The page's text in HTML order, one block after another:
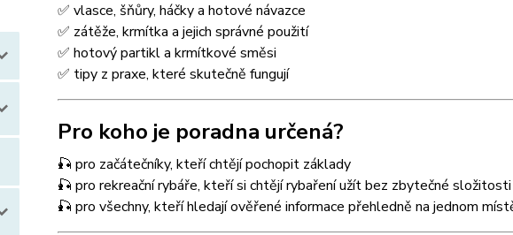
✅ vlasce, šňůry, háčky a hotové návazce
✅ zátěže, krmítka a jejich správné použití
✅ hotový partikl a krmítkové směsi
✅ tipy z praxe, které skutečně fungují
Pro koho je poradna určená?
🎣 pro začátečníky, kteří chtějí pochopit základy
🎣 pro rekreační rybáře, kteří si chtějí rybaření užít bez zbytečné složitosti
🎣 pro všechny, kteří hledají ověřené informace přehledně na jednom